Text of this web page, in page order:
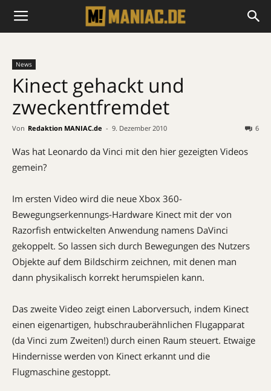
News
Kinect gehackt und
zweckentfremdet
Von Redaktion MANIAC.de - 9. Dezember 2010 6
Was hat Leonardo da Vinci mit den hier gezeigten Videos
gemein?
Im ersten Video wird die neue Xbox 360-
Bewegungserkennungs-Hardware Kinect mit der von
Razorfish entwickelten Anwendung namens DaVinci
gekoppelt. So lassen sich durch Bewegungen des Nutzers
Objekte auf dem Bildschirm zeichnen, mit denen man
dann physikalisch korrekt herumspielen kann.
Das zweite Video zeigt einen Laborversuch, indem Kinect
einen eigenartigen, hubschrauberähnlichen Flugapparat
(da Vinci zum Zweiten!) durch einen Raum steuert. Etwaige
Hindernisse werden von Kinect erkannt und die
Flugmaschine gestoppt.